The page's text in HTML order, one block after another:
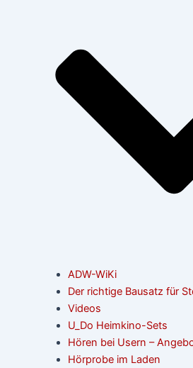
ADW-WiKi
Der richtige Bausatz für
Videos
U_Do Heimkino-Sets
Hören bei Usern –
Hörprobe im Laden